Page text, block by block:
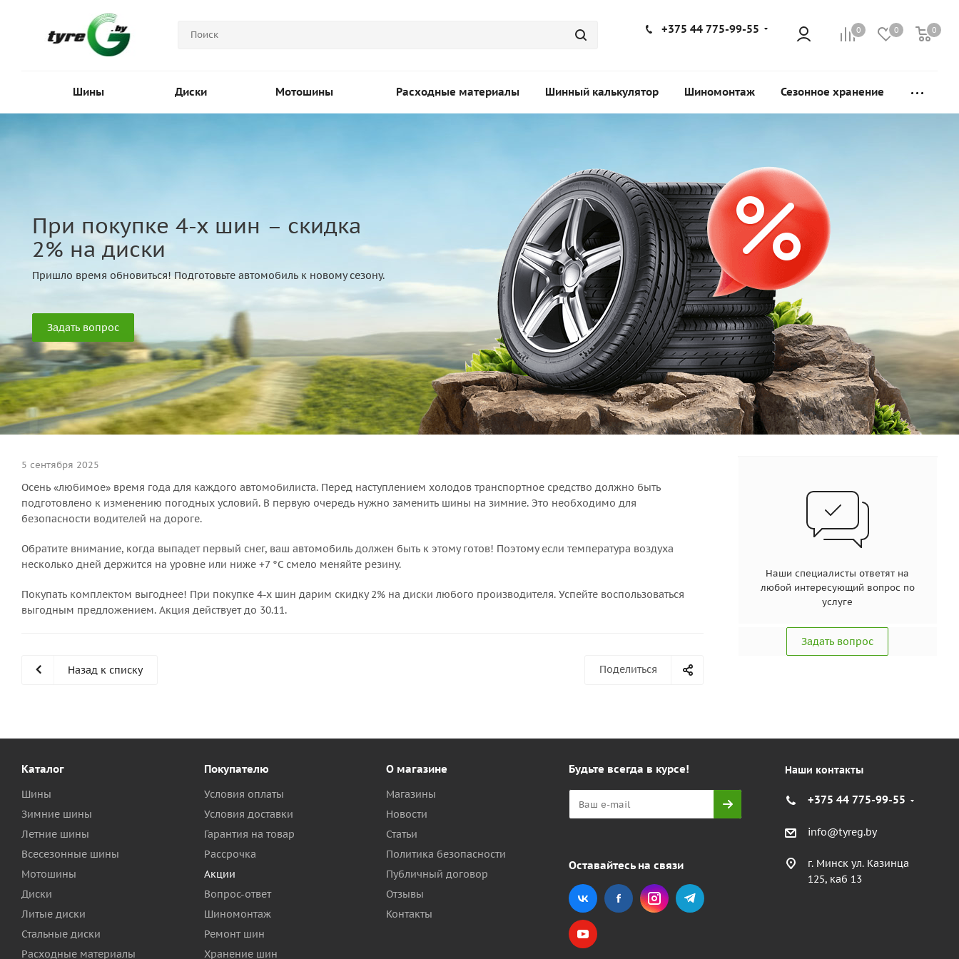
0 0 0
+375 44 775-99-55
Шины Диски Мотошины Расходные материалы Шинный калькулятор Шиномонтаж Сезонное хранение
При покупке 4-х шин – скидка
2% на диски
Пришло время обновиться! Подготовьте автомобиль к новому сезону.
Задать вопрос
5 сентября 2025
Осень «любимое» время года для каждого автомобилиста. Перед наступлением холодов транспортное средство должно быть
подготовлено к изменению погодных условий. В первую очередь нужно заменить шины на зимние. Это необходимо для
безопасности водителей на дороге.
Обратите внимание, когда выпадет первый снег, ваш автомобиль должен быть к этому готов! Поэтому если температура воздуха
несколько дней держится на уровне или ниже +7 °C смело меняйте резину.
Покупать комплектом выгоднее! При покупке 4-х шин дарим скидку 2% на диски любого производителя. Успейте воспользоваться
выгодным предложением. Акция действует до 30.11.
Наши специалисты ответят на
любой интересующий вопрос по
услуге
Задать вопрос
Поделиться
Назад к списку
Каталог
Шины
Зимние шины
Летние шины
Всесезонные шины
Мотошины
Диски
Литые диски
Стальные диски
Расходные материалы
Покупателю
Условия оплаты
Условия доставки
Гарантия на товар
Рассрочка
Акции
Вопрос-ответ
Шиномонтаж
Ремонт шин
Хранение шин
О магазине
Магазины
Новости
Статьи
Политика безопасности
Публичный договор
Отзывы
Контакты
Будьте всегда в курсе!
Оставайтесь на связи
Наши контакты
+375 44 775-99-55
info@tyreg.by
г. Минск ул. Казинца
125, каб 13